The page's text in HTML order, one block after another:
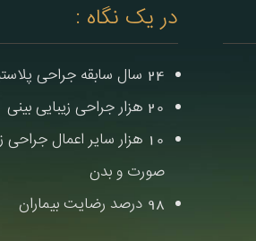
در یک نگاه :
24 سال سابقه جراحی پلاستیک
20 هزار جراحی زیبایی بینی
10 هزار سایر اعمال جراحی
صورت و بدن
98 درصد رضایت بیماران